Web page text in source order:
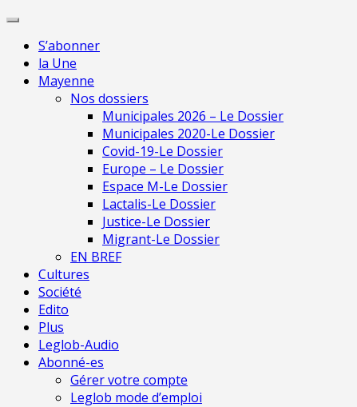
Skip
contentS’abonner
la Une
Mayenne
Nos dossiers
Municipales 2026 – Le Dossier
Municipales 2020-Le Dossier
Covid-19-Le Dossier
Europe – Le Dossier
Espace M-Le Dossier
Lactalis-Le Dossier
Justice-Le Dossier
Migrant-Le Dossier
EN BREF
Cultures
Société
Edito
Plus
Leglob-Audio
Abonné-es
Gérer votre compte
Leglob mode d’emploi